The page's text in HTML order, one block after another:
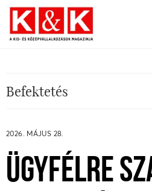
Befektetés
2026. MÁJUS 28.
ÜGYFÉLRE